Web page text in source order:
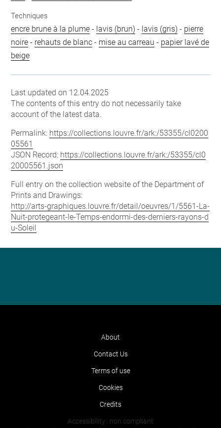
Techniques
encre brune à la plume - lavis (brun) - lavis (gris) - pierre
noire - rehauts de blanc - mise au carreau - papier lavé de
beige
Last updated on 12.04.2025
The contents of this entry do not necessarily take
account of the latest data.
Permalink: https://collections.louvre.fr/ark:/53355/cl0200
05561
JSON Record: https://collections.louvre.fr/ark:/53355/cl0
20005561.json
Full entry on the collection website of the Department of
Prints and Drawings:
http://arts-graphiques.louvre.fr/detail/oeuvres/1/5561-La-
Nuit-protegeant-le-Temps-endormi-des-derniers-rayons-d
u-Soleil
About
Contact Us
Terms of use
Cookies
Credits
Accessibility : non compliant